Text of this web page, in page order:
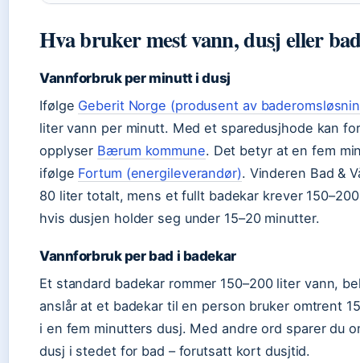
Hva bruker mest vann, dusj eller
Vannforbruk per minutt i dusj
Ifølge Geberit Norge (produsent av
liter vann per minutt. Med et sparedusjhode kan
opplyser Bærum kommune. Det betyr at en fem
ifølge Fortum (energileverandør). Vinderen Bad &
80 liter totalt, mens et fullt badekar krever
hvis dusjen holder seg under 15–20 minutter.
Vannforbruk per bad i badekar
Et standard badekar rommer 150–200 liter vann,
anslår at et badekar til en person bruker omtrent
i en fem minutters dusj. Med andre ord sparer du
dusj i stedet for bad – forutsatt kort dusjtid.